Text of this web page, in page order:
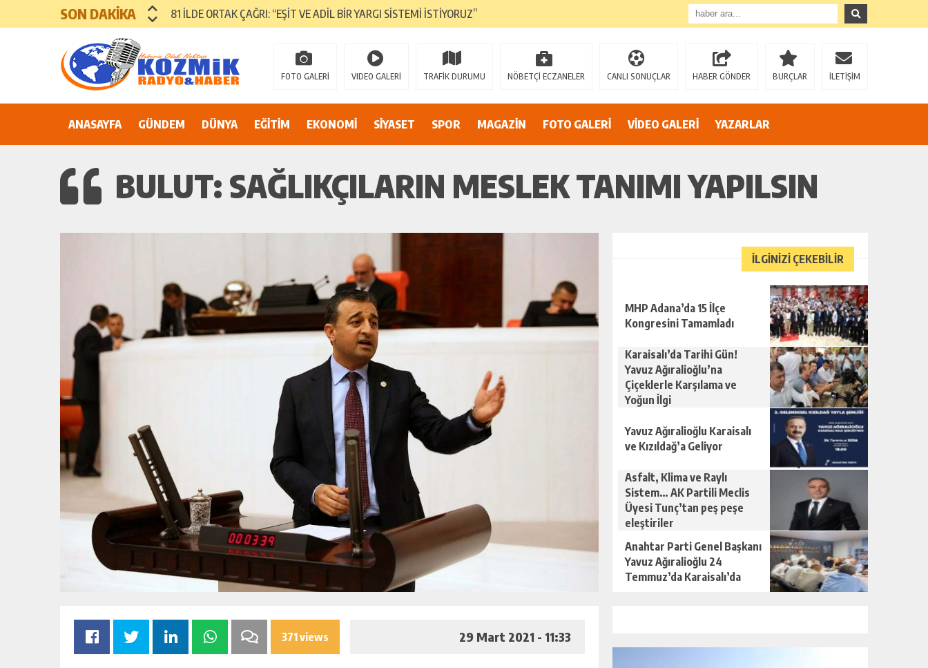
SON DAKİKA
81 İLDE ORTAK ÇAĞRI: “EŞİT VE ADİL BİR YARGI SİSTEMİ İSTİYORUZ”
Adana’nın Göbeğinde Güvenlik Alarmı: İnönü Parkı Sahipsiz mi?
AZİZ SAĞIROĞLU’NDAN SERT ÇIKIŞ: “YÜREĞİR’İ MAKAM HIRSINA VE SİYASİ OYUNLARA TESLİM ETMEYECEĞİZ!”
FOTO GALERİ VIDEO GALERİ TRAFİK DURUMU NÖBETÇİ ECZANELER CANLI SONUÇLAR HABER GÖNDER BURÇLAR İLETİŞİM
ANASAYFA GÜNDEM DÜNYA EĞİTİM EKONOMİ SİYASET SPOR MAGAZİN FOTO GALERİ VİDEO GALERİ YAZARLAR
BULUT: SAĞLIKÇILARIN MESLEK TANIMI YAPILSIN
371 views 29 Mart 2021 - 11:33
İLGİNİZİ ÇEKEBİLİR
MHP Adana’da 15 İlçe
Kongresini Tamamladı
Karaisalı’da Tarihi Gün!
Yavuz Ağıralioğlu’na
Çiçeklerle Karşılama ve
Yoğun İlgi
Yavuz Ağıralioğlu Karaisalı
ve Kızıldağ’a Geliyor
Asfalt, Klima ve Raylı
Sistem… AK Partili Meclis
Üyesi Tunç’tan peş peşe
eleştiriler
Anahtar Parti Genel Başkanı
Yavuz Ağıralioğlu 24
Temmuz’da Karaisalı’da